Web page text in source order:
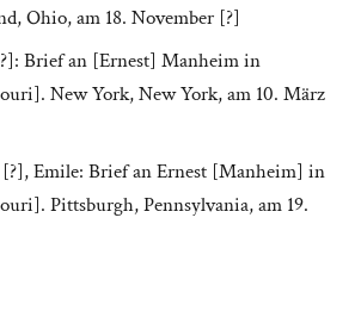
Ohio, am 18. November [?]
Brief an [Ernest] Manheim in
New York, New York, am 10. März
[?], Emile: Brief an Ernest [Manheim] in
Pittsburgh, Pennsylvania, am 19.